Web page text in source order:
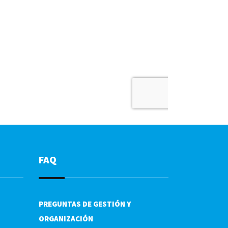
FAQ
PREGUNTAS DE GESTIÓN Y
ORGANIZACIÓN